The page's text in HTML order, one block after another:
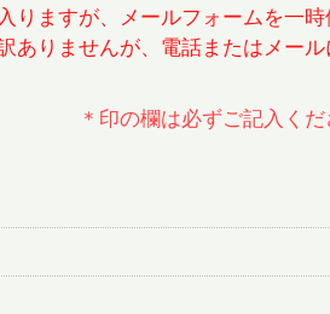
りますが、メールフォームを一時
ありませんが、電話またはメー
＊印の欄は必ずご記入くだ